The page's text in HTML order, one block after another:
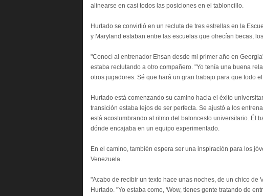
alinearse en casi todos las posiciones en el tabloncillo.
Hurtado se convirtió en un recluta de tres estrellas en la
y Maryland estaban entre las escuelas que ofrecían becas,
"Conocí al entrenador Ehsan desde mi primer año en
estaba reclutando a otro compañero. "Yo tenía una buena
otros jugadores. Sé que hará un gran trabajo para que todo
Hurtado está comenzando su camino hacia el éxito
transición estaba lejos de ser perfecta. Se ajustó a los
está acostumbrando al ritmo del baloncesto universitario. Él
dónde encajaba en un equipo experimentado.
En el camino, también espera ser una inspiración para los
Venezuela.
"Acabo de recibir un texto hace unas noches, de un chico
Hurtado. "Yo estaba como, 'Wow, tienes gente tratando de